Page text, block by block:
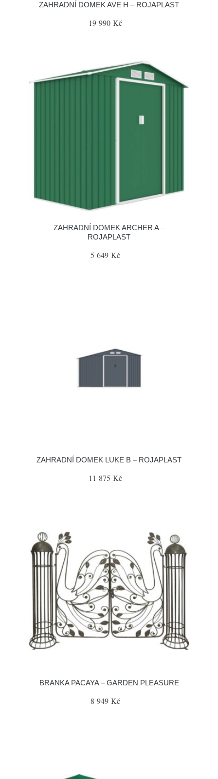
ZAHRADNÍ DOMEK AVE H – ROJAPLAST
19 990 Kč
ZAHRADNÍ DOMEK ARCHER A –
ROJAPLAST
5 649 Kč
ZAHRADNÍ DOMEK LUKE B – ROJAPLAST
11 875 Kč
BRANKA PACAYA – GARDEN PLEASURE
8 949 Kč